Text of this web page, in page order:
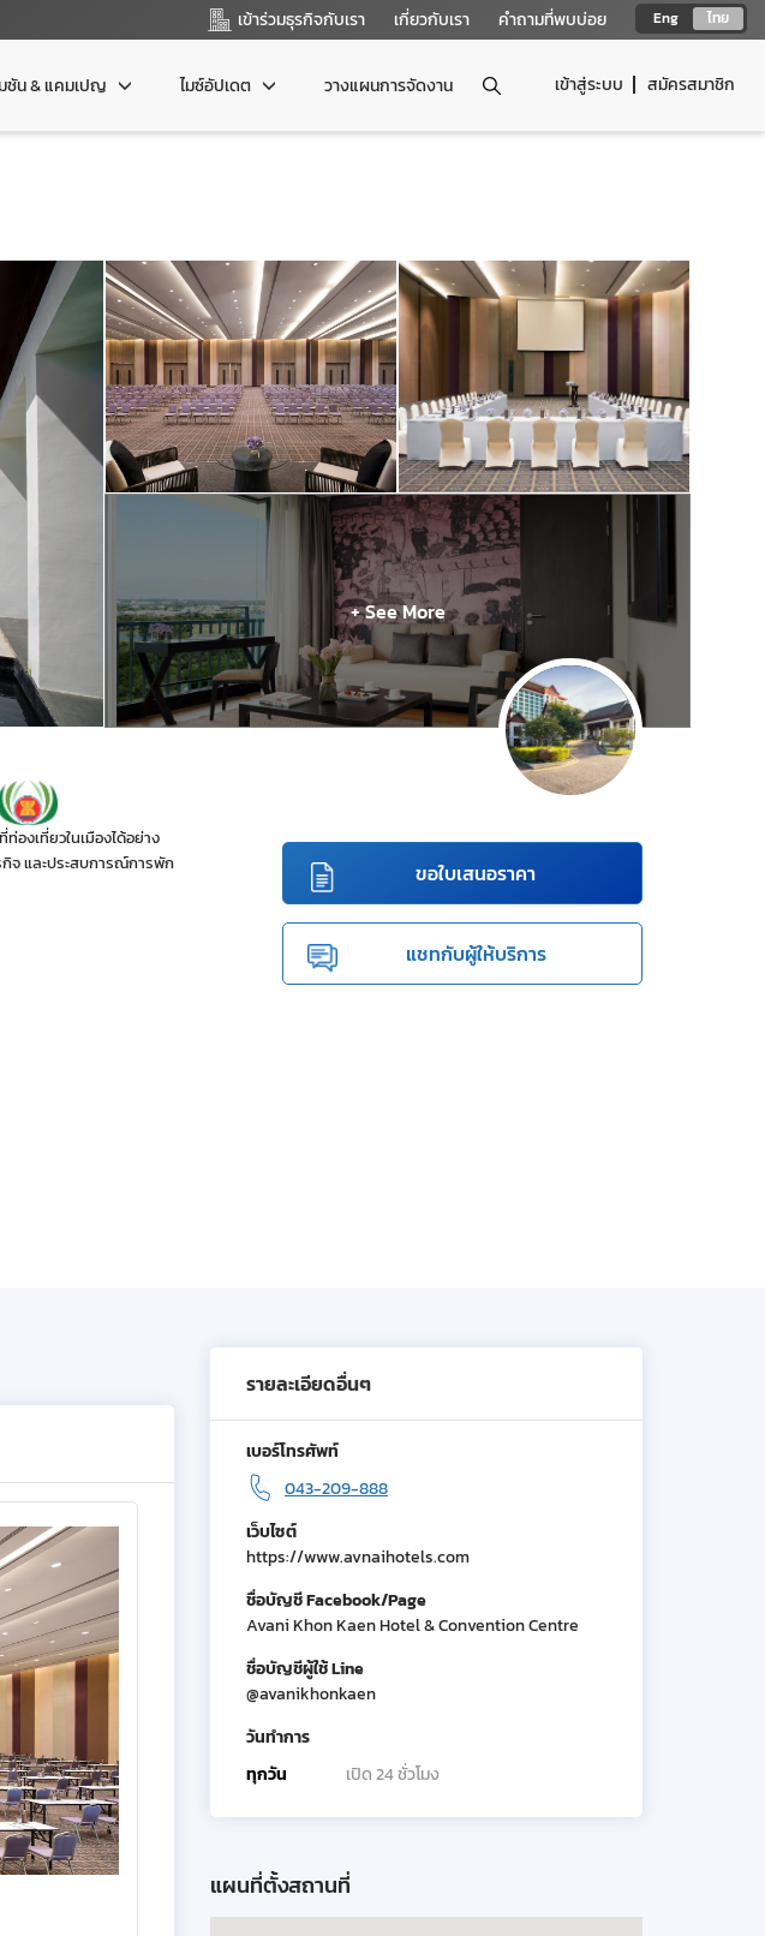
Eng ไทย
เข้าร่วมธุรกิจกับเรา เกี่ยวกับเรา คำถามที่พบบ่อย
เข้าสู่ระบบ สมัครสมาชิก
มชัน & แคมเปญ ไมซ์อัปเดต วางแผนการจัดงาน
+ See More
งเที่ยวในเมืองได้อย่าง
กิจ และประสบการณ์การพัก
ขอใบเสนอราคา
แชทกับผู้ให้บริการ
รายละเอียดอื่นๆ
เบอร์โทรศัพท์
043-209-888
เว็บไซต์
https://www.avnaihotels.com
ชื่อบัญชี Facebook/Page
Avani Khon Kaen Hotel & Convention Centre
ชื่อบัญชีผู้ใช้ Line
@avanikhonkaen
วันทำการ
ทุกวัน
เปิด 24 ชั่วโมง
แผนที่ตั้งสถานที่